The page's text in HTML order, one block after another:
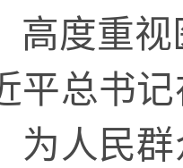
度重视
总书记
为人民